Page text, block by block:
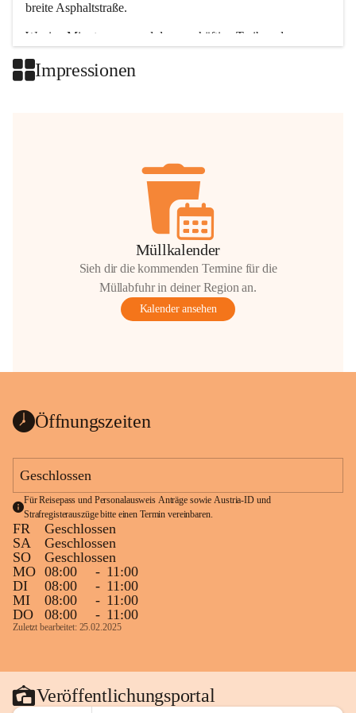
breite Asphaltstraße.
Wenige Minuten nur, und das geschäftige Treiben der
Impressionen
Müllkalender
Sieh dir die kommenden Termine für die
Müllabfuhr in deiner Region an.
Kalender ansehen
Öffnungszeiten
Geschlossen
Für Reisepass und Personalausweis Anträge sowie Austria-ID und
Strafregisterauszüge bitte einen Termin vereinbaren.
FR
Geschlossen
SA
Geschlossen
SO
Geschlossen
MO 08:00 - 11:00
DI
08:00 - 11:00
MI
08:00 - 11:00
DO
08:00 - 11:00
Zuletzt bearbeitet: 25.02.2025
Veröffentlichungsportal